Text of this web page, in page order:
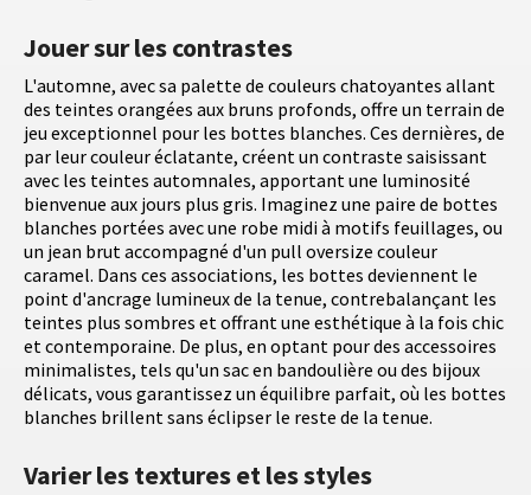
Jouer sur les contrastes
L'automne, avec sa palette de couleurs chatoyantes allant
des teintes orangées aux bruns profonds, offre un terrain de
jeu exceptionnel pour les bottes blanches. Ces dernières, de
par leur couleur éclatante, créent un contraste saisissant
avec les teintes automnales, apportant une luminosité
bienvenue aux jours plus gris. Imaginez une paire de bottes
blanches portées avec une robe midi à motifs feuillages, ou
un jean brut accompagné d'un pull oversize couleur
caramel. Dans ces associations, les bottes deviennent le
point d'ancrage lumineux de la tenue, contrebalançant les
teintes plus sombres et offrant une esthétique à la fois chic
et contemporaine. De plus, en optant pour des accessoires
minimalistes, tels qu'un sac en bandoulière ou des bijoux
délicats, vous garantissez un équilibre parfait, où les bottes
blanches brillent sans éclipser le reste de la tenue.
Varier les textures et les styles